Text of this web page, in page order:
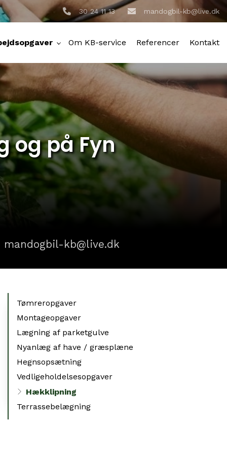
30 24 11 13 mandogbil-kb@live.dk
Om KB-service Referencer Kontakt
og på Fyn
mandogbil-kb@live.dk
Primær
navigation
Tømreropgaver
Montageopgaver
Lægning af parketgulve
Nyanlæg af have / græsplæne
Hegnsopsætning
Vedligeholdelsesopgaver
Hækklipning
Terrassebelægning